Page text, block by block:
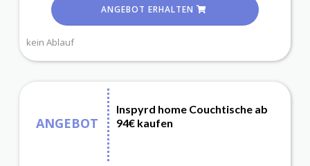
ANGEBOT ERHALTEN
kein Ablauf
ANGEBOT
Inspyrd home Couchtische ab
94€ kaufen